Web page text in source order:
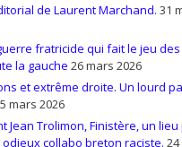
de Laurent Marchand. 31
fratricide qui fait le jeu
la gauche 26 mars 2026
et extrême droite. Un lourd
mars 2026
Jean Trolimon, Finistère, un
odieux collabo breton raciste.